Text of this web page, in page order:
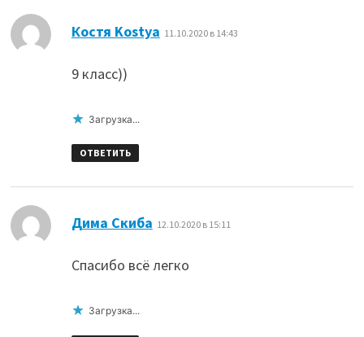
Костя Kostya 11.10.2020 в 14:43
9 класс))
Загрузка...
ОТВЕТИТЬ
Дима Скиба 12.10.2020 в 15:11
Спасибо всё легко
Загрузка...